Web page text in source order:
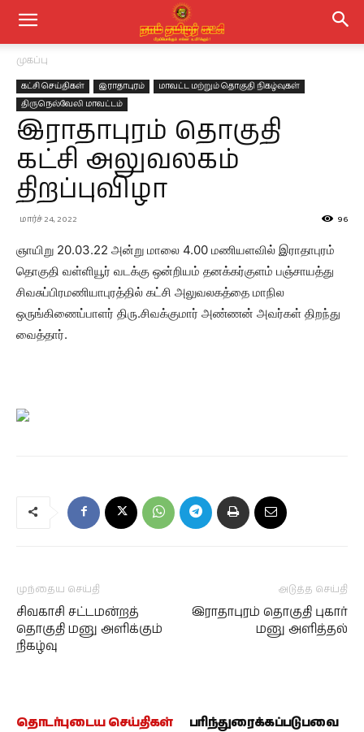
முகப்பு
கட்சி செய்திகள் இராதாபுரம்
மாவட்ட மற்றும் தொகுதி நிகழ்வுகள்
திருநெல்வேலி மாவட்டம்
இராதாபுரம் தொகுதி
கட்சி அலுவலகம்
திறப்புவிழா
மார்ச் 24, 2022 96
ஞாயிறு 20.03.22 அன்று மாலை 4.00 மணியளவில் இராதாபுரம்
தொகுதி வள்ளியூர் வடக்கு ஒன்றியம் தனக்கர்குளம் பஞ்சாயத்து
சிவசுப்பிரமணியாபுரத்தில் கட்சி அலுவலகத்தை மாநில
ஒருங்கிணைப்பாளர் திரு.சிவக்குமார் அண்ணன் அவர்கள் திறந்து
வைத்தார்.
முந்தைய செய்தி
சிவகாசி சட்டமன்றத்
தொகுதி மனு அளிக்கும்
நிகழ்வு
அடுத்த செய்தி
இராதாபுரம் தொகுதி புகார்
மனு அளித்தல்
தொடர்புடைய செய்திகள் பரிந்துரைக்கப்படுபவை